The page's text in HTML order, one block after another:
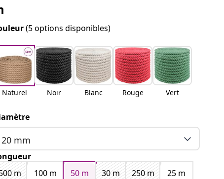
(5 options disponibles)
Naturel Noir Blanc Rouge Vert
20 mm
m
100 m 50 m 30 m 250 m
25 m